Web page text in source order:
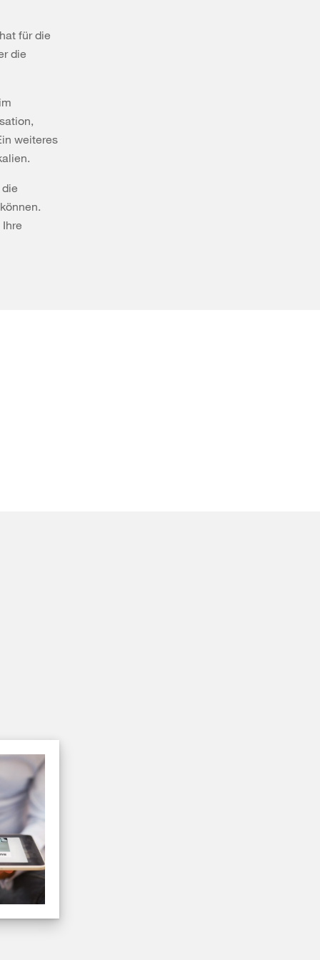
für die
die
weiteres